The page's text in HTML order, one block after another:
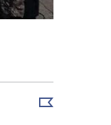
Выбрать